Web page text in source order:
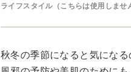
ライフスタイル（こちらは使用しませ
秋冬の季節になると気になる